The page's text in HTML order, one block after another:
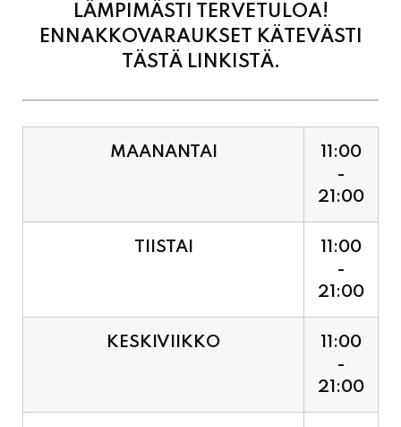
LÄMPIMÄSTI TERVETULOA!
ENNAKKOVARAUKSET KÄTEVÄSTI
TÄSTÄ LINKISTÄ.
MAANANTAI
11:00
-
21:00
TIISTAI
11:00
-
21:00
KESKIVIIKKO
11:00
-
21:00